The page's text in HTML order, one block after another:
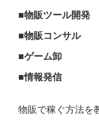
■物販ツール開発
■物販コンサル
■ゲーム卸
■情報発信
物販で稼ぐ方法を